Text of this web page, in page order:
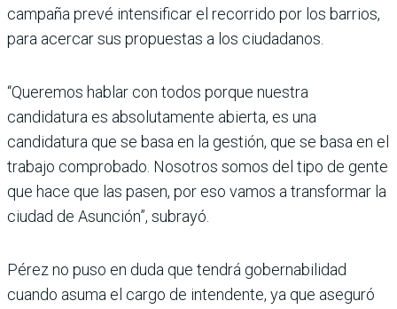
campaña prevé intensificar el recorrido por los barrios,
para acercar sus propuestas a los ciudadanos.
“Queremos hablar con todos porque nuestra
candidatura es absolutamente abierta, es una
candidatura que se basa en la gestión, que se basa en el
trabajo compro­bado. Nosotros somos del tipo de gente
que hace que las pasen, por eso vamos a transformar la
ciudad de Asunción”, subrayó.
Pérez no puso en duda que tendrá gobernabilidad
cuando asuma el cargo de intendente, ya que aseguró